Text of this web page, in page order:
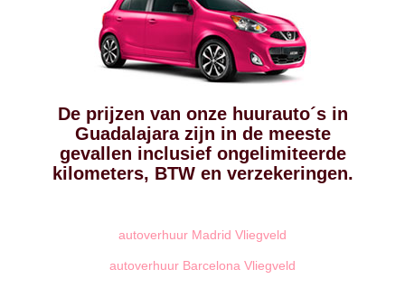
De prijzen van onze huurauto´s in
Guadalajara zijn in de meeste
gevallen inclusief ongelimiteerde
kilometers, BTW en verzekeringen.
autoverhuur Madrid Vliegveld
autoverhuur Barcelona Vliegveld